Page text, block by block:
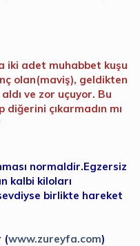
iki adet muhabbet kuşu
olan(maviş), geldikten
ve zor uçuyor. Bu
çıkarmadın mı
normaldir.Egzersiz
kalbi kiloları
birlikte hareket
(www.zureyfa.com)